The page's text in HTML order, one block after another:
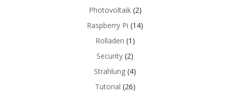
Photovoltaik(2)
Raspberry Pi (14)
Rolladen (1)
Security (2)
Strahlung (4)
Tutorial (26)